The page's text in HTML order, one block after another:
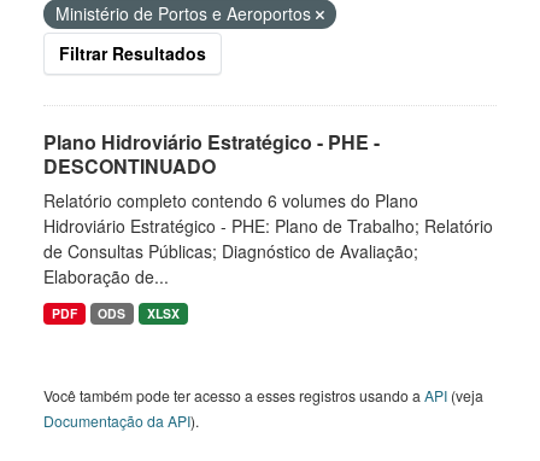
Ministério de Portos e Aeroportos
Filtrar Resultados
Plano Hidroviário Estratégico - PHE -
DESCONTINUADO
Relatório completo contendo 6 volumes do Plano
Hidroviário Estratégico - PHE: Plano de Trabalho; Relatório
de Consultas Públicas; Diagnóstico de Avaliação;
Elaboração de...
PDF ODS XLSX
Você também pode ter acesso a esses registros usando a API (veja
Documentação da API).